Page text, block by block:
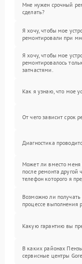
Мне нужен срочный
сделать?
Я хочу, чтобы мое
ремонтировали при
Я хочу, чтобы мое
ремонтировалось
запчастями.
Как я узнаю, что мое
От чего зависит срок
Диагностика
Может ли вместо меня
после ремонта другой
телефон которого я
Возможно ли получать
процессе выполнения
Какую гарантию вы
В каких районах
сервисные центры